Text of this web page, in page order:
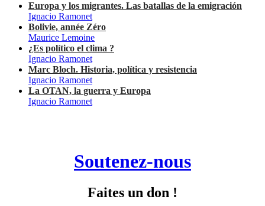
Europa y los migrantes. Las batallas de la emigración
Ignacio Ramonet
Bolivie, année Zéro
Maurice Lemoine
¿Es político el clima ?
Ignacio Ramonet
Marc Bloch. Historia, política y resistencia
Ignacio Ramonet
La OTAN, la guerra y Europa
Ignacio Ramonet
Soutenez-nous
Faites un don !